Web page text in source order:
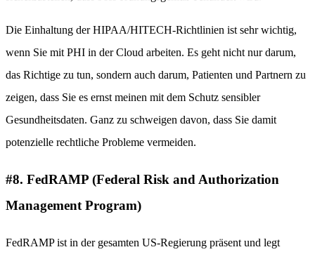
Die Einhaltung der HIPAA/HITECH-Richtlinien ist sehr wichtig,
wenn Sie mit PHI in der Cloud arbeiten. Es geht nicht nur darum,
das Richtige zu tun, sondern auch darum, Patienten und Partnern zu
zeigen, dass Sie es ernst meinen mit dem Schutz sensibler
Gesundheitsdaten. Ganz zu schweigen davon, dass Sie damit
potenzielle rechtliche Probleme vermeiden.
#8. FedRAMP (Federal Risk and Authorization
Management Program)
FedRAMP ist in der gesamten US-Regierung präsent und legt